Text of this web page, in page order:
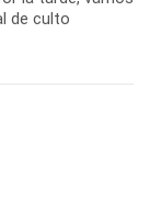
de culto